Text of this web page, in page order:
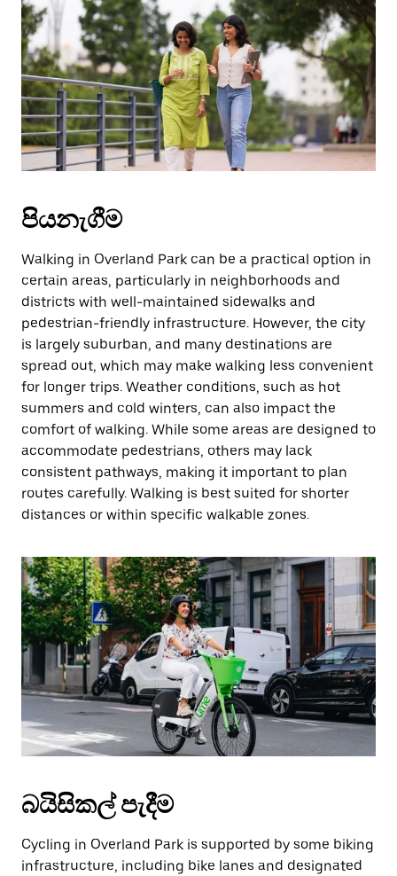
වැසීමට
Escape
බොත්තම
ඔබන්න.
පියනැගීම
Walking in Overland Park can be a practical option in
certain areas, particularly in neighborhoods and
districts with well-maintained sidewalks and
pedestrian-friendly infrastructure. However, the city
is largely suburban, and many destinations are
spread out, which may make walking less convenient
for longer trips. Weather conditions, such as hot
summers and cold winters, can also impact the
comfort of walking. While some areas are designed to
accommodate pedestrians, others may lack
consistent pathways, making it important to plan
routes carefully. Walking is best suited for shorter
distances or within specific walkable zones.
බයිසිකල් පැදීම
Cycling in Overland Park is supported by some biking
infrastructure, including bike lanes and designated